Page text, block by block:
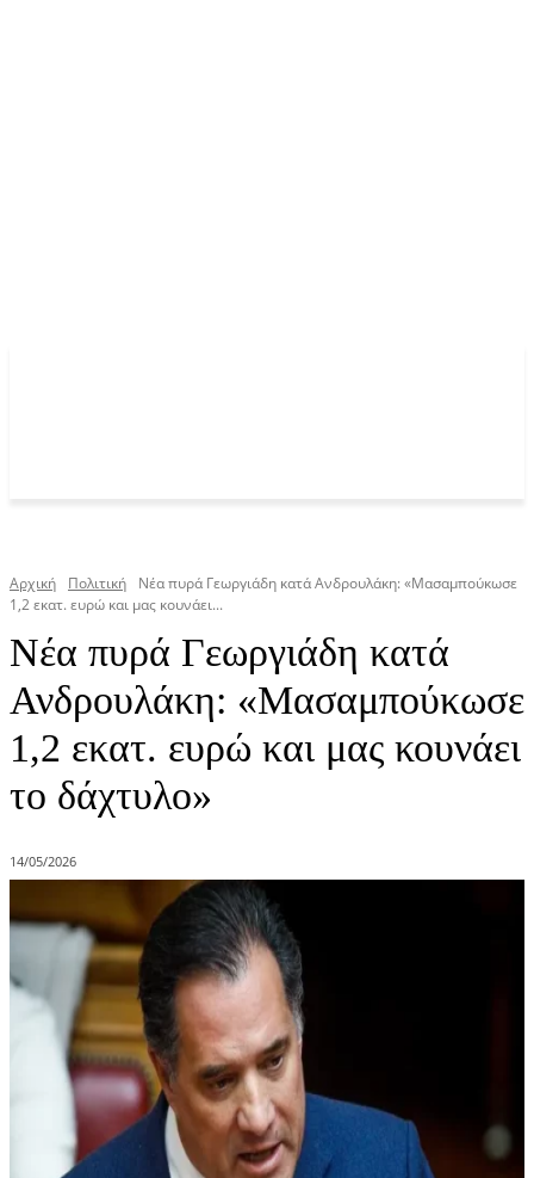
Αρχική Πολιτική
Νέα πυρά Γεωργιάδη κατά Ανδρουλάκη: «Μασαμπούκωσε
1,2 εκατ. ευρώ και μας κουνάει...
Νέα πυρά Γεωργιάδη κατά
Ανδρουλάκη: «Μασαμπούκωσε
1,2 εκατ. ευρώ και μας κουνάει
το δάχτυλο»
14/05/2026